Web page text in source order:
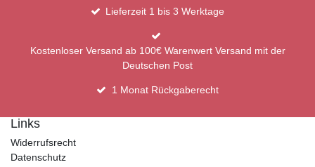
Lieferzeit 1 bis 3 Werktage
Kostenloser Versand ab 100€ Warenwert Versand mit der
Deutschen Post
1 Monat Rückgaberecht
Links
Widerrufsrecht
Datenschutz